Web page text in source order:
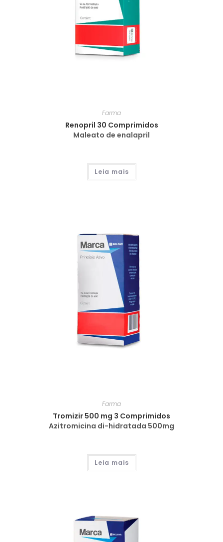
Farma
Renopril 30 Comprimidos
Maleato de enalapril
Leia mais
Farma
Tromizir 500 mg 3 Comprimidos
Azitromicina di-hidratada 500mg
Leia mais